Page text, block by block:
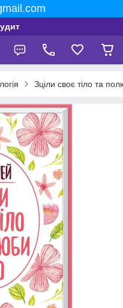
Зціли своє тіло та